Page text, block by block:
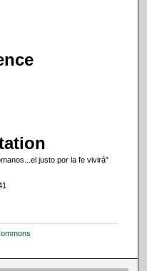
justo por la fe vivirá"